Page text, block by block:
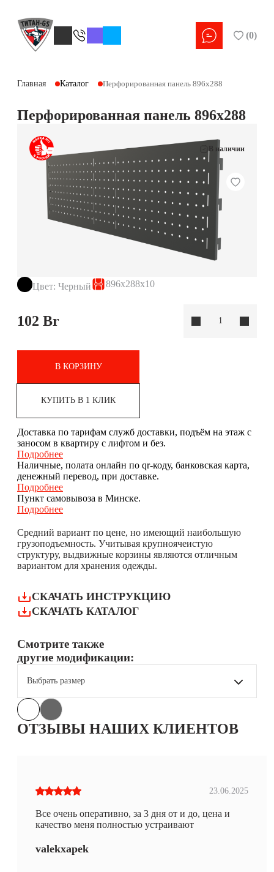
(0)
Главная Каталог Перфорированная панель 896х288
Перфорированная панель 896х288
В наличии
Цвет: Черный 896x288x10
102 Br
В КОРЗИНУ
КУПИТЬ В 1 КЛИК
Доставка по тарифам служб доставки, подъём на этаж с
заносом в квартиру с лифтом и без.
Подробнее
Наличные, полата онлайн по qr-коду, банковская карта,
денежный перевод, при доставке.
Подробнее
Пункт самовывоза в Минске.
Подробнее
Средний вариант по цене, но имеющий наибольшую
грузоподъемность. Учитывая крупноячеистую
структуру, выдвижные корзины являются отличным
вариантом для хранения одежды.
СКАЧАТЬ ИНСТРУКЦИЮ
СКАЧАТЬ КАТАЛОГ
Смотрите также
другие модификации:
Выбрать размер
ОТЗЫВЫ НАШИХ КЛИЕНТОВ
23.06.2025
Все очень оперативно, за 3 дня от и до, цена и
качество меня полностью устраивают
valekxapek